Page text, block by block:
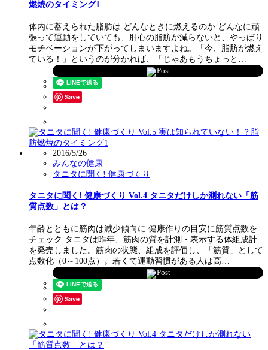
燃焼のタイミング1
体内に蓄えられた脂肪は どんなときに燃えるのか どんなに頑
張って運動をしていても、肝心の脂肪が減らないと、やっぱり
モチベーションが下がってしまいますよね。「今、脂肪が燃え
ている！」というのが分かれば、「じゃあもうちょっと…
Post
Save
2016/5/26
みんなの健康
タニタに聞く! 健康づくり
タニタに聞く! 健康づくり Vol.4 タニタだけしか測れない「筋
質点数」とは？
年齢とともに筋肉は減少傾向に 健康作りの目安に筋質点数を
チェック タニタは昨年、筋肉の質を計測・表示する体組成計
を発売しました。筋肉の状態、組成を評価し、「筋質」として
点数化（0～100点）。若くて運動習慣がある人は高…
Post
Save